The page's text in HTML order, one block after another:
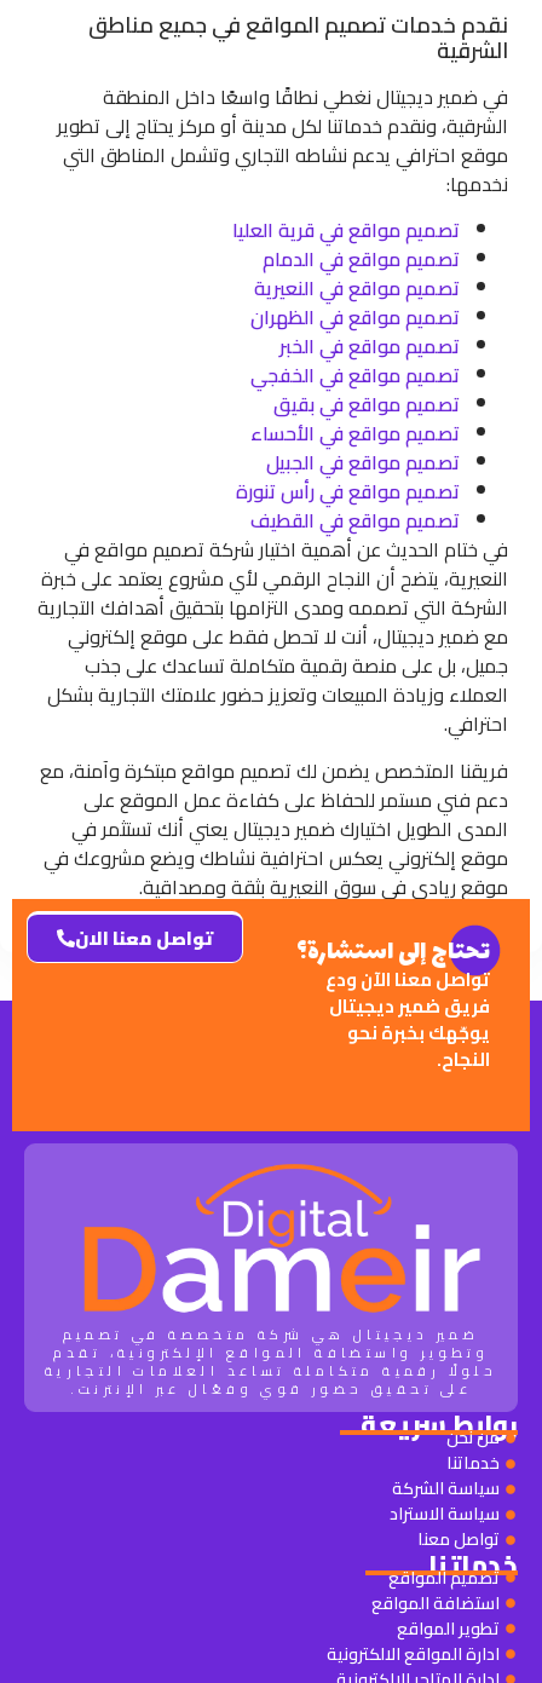
نقدم خدمات تصميم المواقع في جميع مناطق
الشرقية
في ضمير ديجيتال نغطي نطاقًا واسعًا داخل المنطقة
الشرقية، ونقدم خدماتنا لكل مدينة أو مركز يحتاج إلى تطوير
موقع احترافي يدعم نشاطه التجاري وتشمل المناطق التي
نخدمها:
تصميم مواقع في قرية العليا
تصميم مواقع في الدمام
تصميم مواقع في النعيرية
تصميم مواقع في الظهران
تصميم مواقع في الخبر
تصميم مواقع في الخفجي
تصميم مواقع في بقيق
تصميم مواقع في الأحساء
تصميم مواقع في الجبيل
تصميم مواقع في رأس تنورة
تصميم مواقع في القطيف
في ختام الحديث عن أهمية اختيار شركة تصميم مواقع في
النعيرية، يتضح أن النجاح الرقمي لأي مشروع يعتمد على خبرة
الشركة التي تصممه ومدى التزامها بتحقيق أهدافك التجارية
مع ضمير ديجيتال، أنت لا تحصل فقط على موقع إلكتروني
جميل، بل على منصة رقمية متكاملة تساعدك على جذب
العملاء وزيادة المبيعات وتعزيز حضور علامتك التجارية بشكل
احترافي.
فريقنا المتخصص يضمن لك تصميم مواقع مبتكرة وآمنة، مع
دعم فني مستمر للحفاظ على كفاءة عمل الموقع على
المدى الطويل اختيارك ضمير ديجيتال يعني أنك تستثمر في
موقع إلكتروني يعكس احترافية نشاطك ويضع مشروعك في
موقع ريادي في سوق النعيرية بثقة ومصداقية.
تحتاج إلى استشارة؟
تواصل معنا الآن ودع
فريق ضمير ديجيتال
يوجّهك بخبرة نحو
النجاح.
تواصل معنا الان
ضمير ديجيتال هي شركة متخصصة في تصميم
وتطوير واستضافة المواقع الإلكترونية، تقدم
حلولًا رقمية متكاملة تساعد العلامات التجارية
على تحقيق حضور قوي وفعّال عبر الإنترنت.
روابط سريعة
من نحن
خدماتنا
سياسة الشركة
سياسة الاستراد
تواصل معنا
خدماتنا
تصميم المواقع
استضافة المواقع
تطوير المواقع
ادارة المواقع الالكترونية